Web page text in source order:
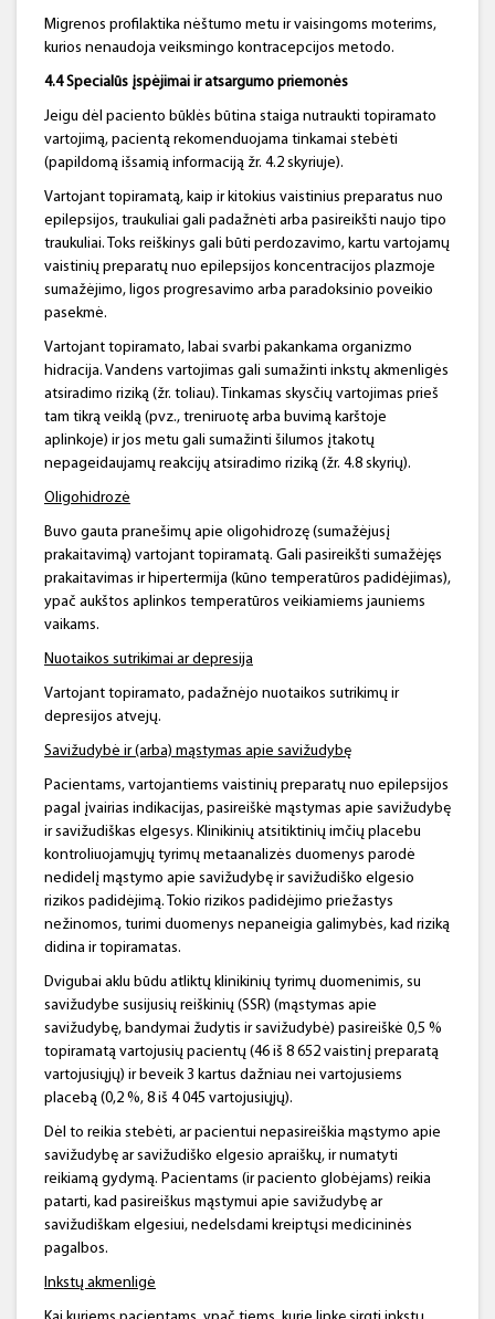
Migrenos profilaktika nėštumo metu ir vaisingoms moterims,
kurios nenaudoja veiksmingo kontracepcijos metodo.
4.4 Specialūs įspėjimai ir atsargumo priemonės
Jeigu dėl paciento būklės būtina staiga nutraukti topiramato
vartojimą, pacientą rekomenduojama tinkamai stebėti
(papildomą išsamią informaciją žr. 4.2 skyriuje).
Vartojant topiramatą, kaip ir kitokius vaistinius preparatus nuo
epilepsijos, traukuliai gali padažnėti arba pasireikšti naujo tipo
traukuliai. Toks reiškinys gali būti perdozavimo, kartu vartojamų
vaistinių preparatų nuo epilepsijos koncentracijos plazmoje
sumažėjimo, ligos progresavimo arba paradoksinio poveikio
pasekmė.
Vartojant topiramato, labai svarbi pakankama organizmo
hidracija. Vandens vartojimas gali sumažinti inkstų akmenligės
atsiradimo riziką (žr. toliau). Tinkamas skysčių vartojimas prieš
tam tikrą veiklą (pvz., treniruotę arba buvimą karštoje
aplinkoje) ir jos metu gali sumažinti šilumos įtakotų
nepageidaujamų reakcijų atsiradimo riziką (žr. 4.8 skyrių).
Oligohidrozė
Buvo gauta pranešimų apie oligohidrozę (sumažėjusį
prakaitavimą) vartojant topiramatą. Gali pasireikšti sumažėjęs
prakaitavimas ir hipertermija (kūno temperatūros padidėjimas),
ypač aukštos aplinkos temperatūros veikiamiems jauniems
vaikams.
Nuotaikos sutrikimai ar depresija
Vartojant topiramato, padažnėjo nuotaikos sutrikimų ir
depresijos atvejų.
Savižudybė ir (arba) mąstymas apie savižudybę
Pacientams, vartojantiems vaistinių preparatų nuo epilepsijos
pagal įvairias indikacijas, pasireiškė mąstymas apie savižudybę
ir savižudiškas elgesys. Klinikinių atsitiktinių imčių placebu
kontroliuojamųjų tyrimų metaanalizės duomenys parodė
nedidelį mąstymo apie savižudybę ir savižudiško elgesio
rizikos padidėjimą. Tokio rizikos padidėjimo priežastys
nežinomos, turimi duomenys nepaneigia galimybės, kad riziką
didina ir topiramatas.
Dvigubai aklu būdu atliktų klinikinių tyrimų duomenimis, su
savižudybe susijusių reiškinių (SSR) (mąstymas apie
savižudybę, bandymai žudytis ir savižudybė) pasireiškė 0,5 %
topiramatą vartojusių pacientų (46 iš 8 652 vaistinį preparatą
vartojusiųjų) ir beveik 3 kartus dažniau nei vartojusiems
placebą (0,2 %, 8 iš 4 045 vartojusiųjų).
Dėl to reikia stebėti, ar pacientui nepasireiškia mąstymo apie
savižudybę ar savižudiško elgesio apraiškų, ir numatyti
reikiamą gydymą. Pacientams (ir paciento globėjams) reikia
patarti, kad pasireiškus mąstymui apie savižudybę ar
savižudiškam elgesiui, nedelsdami kreiptųsi medicininės
pagalbos.
Inkstų akmenligė